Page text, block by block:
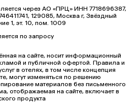
через АО «ПРЦ» ИНН 7718696387,
129085, Москва г, Звёздный
1, эт. 10, пом. 1009
по запросу
на сайте, носит информационный
и публичной офертой. Правила и
в отелях, в том числе концепция
могут изменяться по решению
материалов без письменного
отображаемая на сайте, включает в
продукта